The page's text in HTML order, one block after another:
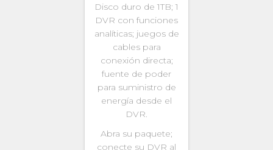
Disco duro de 1TB; 1
DVR con funciones
analíticas; juegos de
cables para
conexión directa;
fuente de poder
para suministro de
energía desde el
DVR.
Abra su paquete;
conecte su DVR al